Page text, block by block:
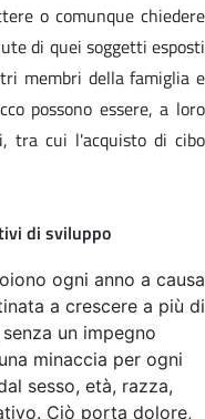
o comunque chiedere
di quei soggetti esposti
membri della famiglia e
possono essere, a loro
tra cui l'acquisto di cibo
di sviluppo
ogni anno a causa
a crescere a più di
un impegno
minaccia per ogni
sesso, età, razza,
Ciò porta dolore,